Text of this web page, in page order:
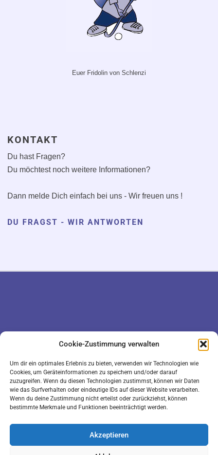
Cookie-Zustimmung verwalten
Um dir ein optimales Erlebnis zu bieten, verwenden wir Technologien wie
Cookies, um Geräteinformationen zu speichern und/oder darauf
zuzugreifen. Wenn du diesen Technologien zustimmst, können wir Daten
wie das Surfverhalten oder eindeutige IDs auf dieser Website verarbeiten.
Wenn du deine Zustimmung nicht erteilst oder zurückziehst, können
bestimmte Merkmale und Funktionen beeinträchtigt werden.
Akzeptieren
Euer Fridolin von Schlenzi
KONTAKT
Du hast Fragen?
Du möchtest noch weitere Informationen?
Dann melde Dich einfach bei uns - Wir freuen uns !
DU FRAGST - WIR ANTWORTEN
IMPRESSUM
COOKIE-RICHTLINIE (EU)